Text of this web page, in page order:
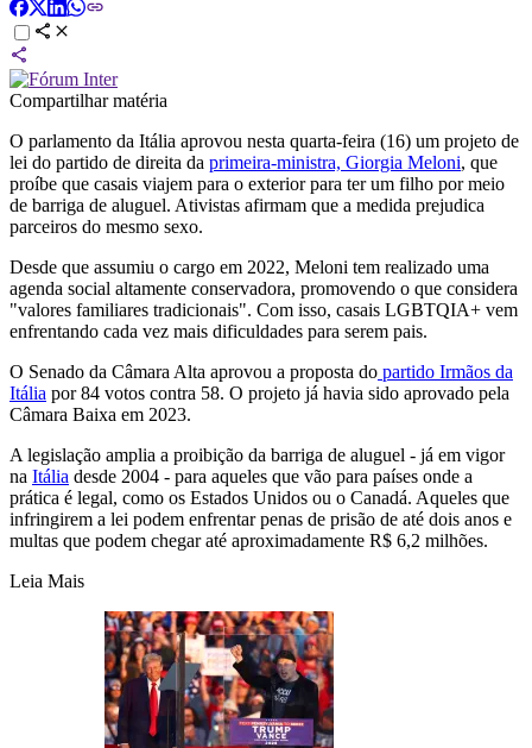
Compartilhar matéria
O parlamento da Itália aprovou nesta quarta-feira (16) um projeto de
lei do partido de direita da primeira-ministra, Giorgia Meloni, que
proíbe que casais viajem para o exterior para ter um filho por meio
de barriga de aluguel. Ativistas afirmam que a medida prejudica
parceiros do mesmo sexo.
Desde que assumiu o cargo em 2022, Meloni tem realizado uma
agenda social altamente conservadora, promovendo o que considera
"valores familiares tradicionais". Com isso, casais LGBTQIA+ vem
enfrentando cada vez mais dificuldades para serem pais.
O Senado da Câmara Alta aprovou a proposta do partido Irmãos da
Itália por 84 votos contra 58. O projeto já havia sido aprovado pela
Câmara Baixa em 2023.
A legislação amplia a proibição da barriga de aluguel - já em vigor
na Itália desde 2004 - para aqueles que vão para países onde a
prática é legal, como os Estados Unidos ou o Canadá. Aqueles que
infringirem a lei podem enfrentar penas de prisão de até dois anos e
multas que podem chegar até aproximadamente R$ 6,2 milhões.
Leia Mais